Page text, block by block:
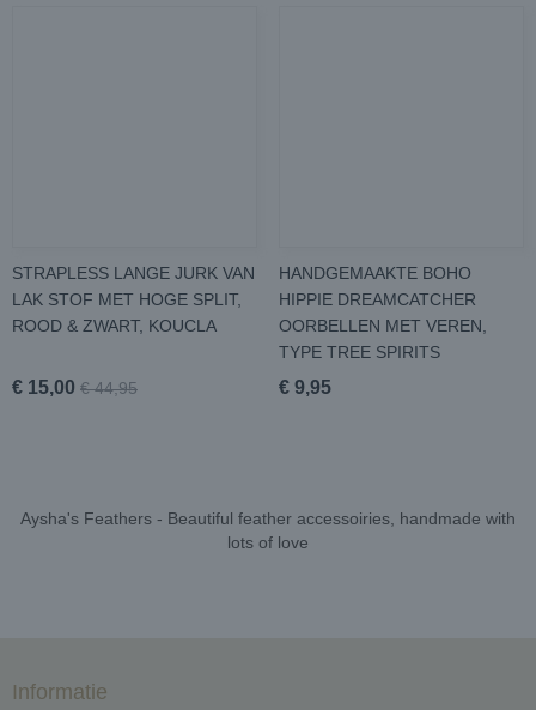
STRAPLESS LANGE JURK VAN
LAK STOF MET HOGE SPLIT,
ROOD & ZWART, KOUCLA
€ 15,00 € 44,95
HANDGEMAAKTE BOHO
HIPPIE DREAMCATCHER
OORBELLEN MET VEREN,
TYPE TREE SPIRITS
€ 9,95
Aysha's Feathers - Beautiful feather accessoiries, handmade with
lots of love
Informatie